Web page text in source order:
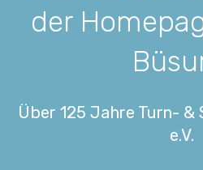
der
Über 125 Jahre Turn-
e.V.